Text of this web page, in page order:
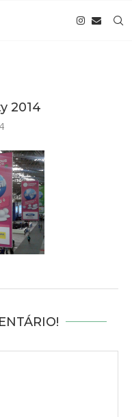
2014